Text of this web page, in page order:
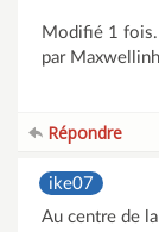
Modifié 1
par
Répondre
ike07
Au centre de